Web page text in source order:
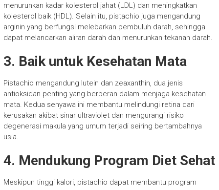
menurunkan kadar kolesterol jahat (LDL) dan meningkatkan
kolesterol baik (HDL). Selain itu, pistachio juga mengandung
arginin yang berfungsi melebarkan pembuluh darah, sehingga
dapat melancarkan aliran darah dan menurunkan tekanan darah.
3. Baik untuk Kesehatan Mata
Pistachio mengandung lutein dan zeaxanthin, dua jenis
antioksidan penting yang berperan dalam menjaga kesehatan
mata. Kedua senyawa ini membantu melindungi retina dari
kerusakan akibat sinar ultraviolet dan mengurangi risiko
degenerasi makula yang umum terjadi seiring bertambahnya
usia.
4. Mendukung Program Diet Sehat
Meskipun tinggi kalori, pistachio dapat membantu program